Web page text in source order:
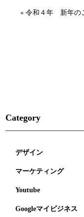
« 令和４年 新年の
Category
デザイン
マーケティング
Youtube
Googleマイビジネス